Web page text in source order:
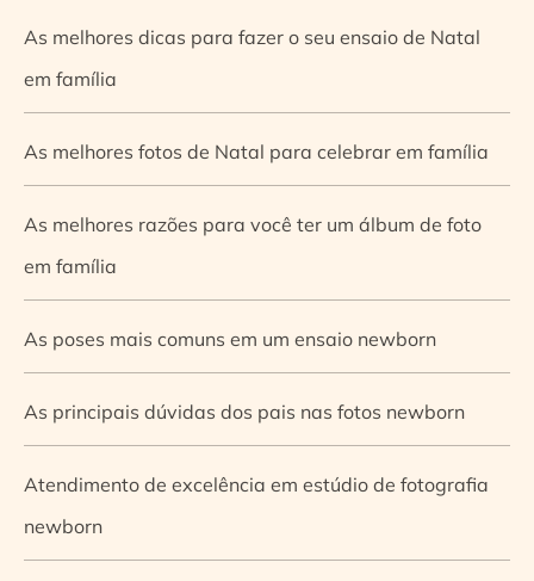
As melhores dicas para fazer o seu ensaio de Natal
em família
As melhores fotos de Natal para celebrar em família
As melhores razões para você ter um álbum de foto
em família
As poses mais comuns em um ensaio newborn
As principais dúvidas dos pais nas fotos newborn
Atendimento de excelência em estúdio de fotografia
newborn